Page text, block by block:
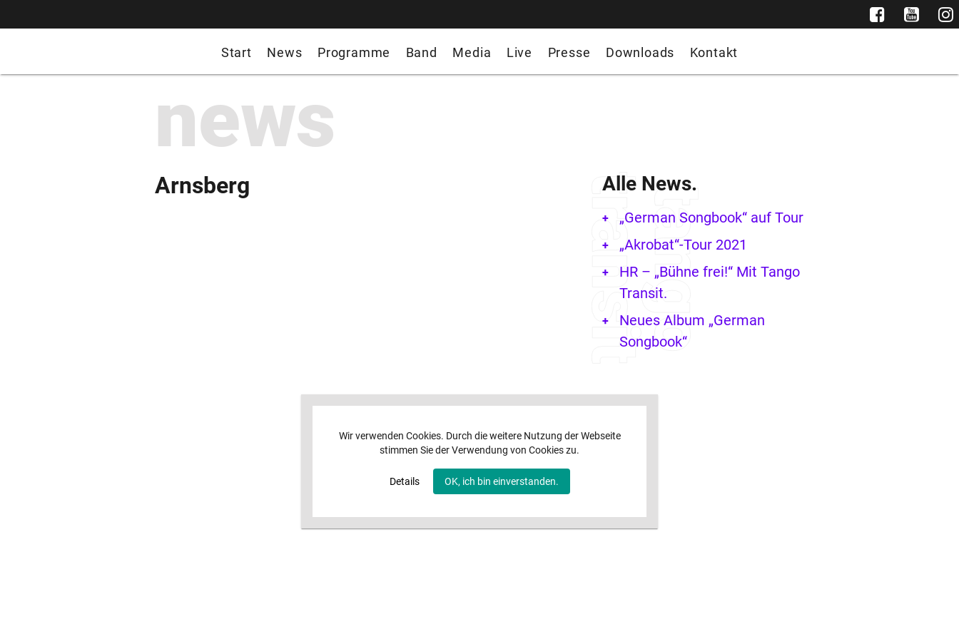
Start News Programme Band Media Live Presse Downloads Kontakt
Wir verwenden Cookies. Durch die weitere Nutzung der Webseite
stimmen Sie der Verwendung von Cookies zu.
Details OK, ich bin einverstanden.
news
Arnsberg Alle News.
„German Songbook“ auf Tour
„Akrobat“-Tour 2021
HR – „Bühne frei!“ Mit Tango
Transit.
Neues Album „German
Songbook“